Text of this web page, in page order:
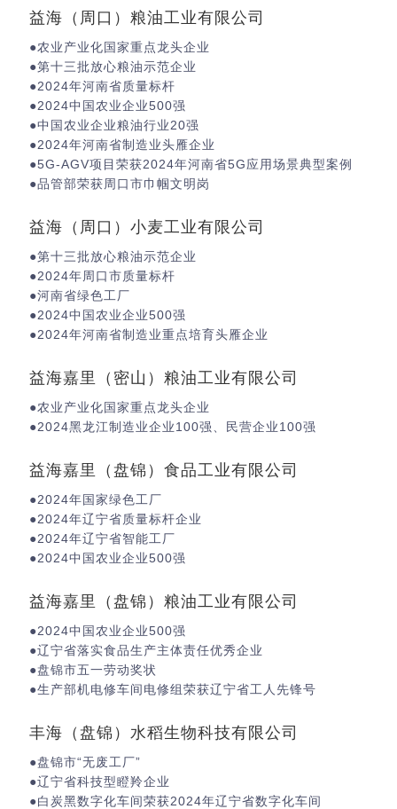
益海（周口）粮油工业有限公司
●农业产业化国家重点龙头企业
●第十三批放心粮油示范企业
●2024年河南省质量标杆
●2024中国农业企业500强
●中国农业企业粮油行业20强
●2024年河南省制造业头雁企业
●5G-AGV项目荣获2024年河南省5G应用场景典型案例
●品管部荣获周口市巾帼文明岗
益海（周口）小麦工业有限公司
●第十三批放心粮油示范企业
●2024年周口市质量标杆
●河南省绿色工厂
●2024中国农业企业500强
●2024年河南省制造业重点培育头雁企业
益海嘉里（密山）粮油工业有限公司
●农业产业化国家重点龙头企业
●2024黑龙江制造业企业100强、民营企业100强
益海嘉里（盘锦）食品工业有限公司
●2024年国家绿色工厂
●2024年辽宁省质量标杆企业
●2024年辽宁省智能工厂
●2024中国农业企业500强
益海嘉里（盘锦）粮油工业有限公司
●2024中国农业企业500强
●辽宁省落实食品生产主体责任优秀企业
●盘锦市五一劳动奖状
●生产部机电修车间电修组荣获辽宁省工人先锋号
丰海（盘锦）水稻生物科技有限公司
●盘锦市“无废工厂”
●辽宁省科技型瞪羚企业
●白炭黑数字化车间荣获2024年辽宁省数字化车间